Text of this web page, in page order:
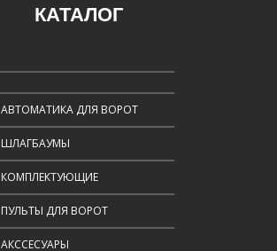
КАТАЛОГ
АВТОМАТИКА ДЛЯ ВОРОТ
ШЛАГБАУМЫ
КОМПЛЕКТУЮЩИЕ
ПУЛЬТЫ ДЛЯ ВОРОТ
АКССЕСУАРЫ